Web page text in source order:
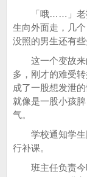
「哦……」老婆
生向外面走，几个
没照的男生还有些
这一个变故来
多，刚才的难受转
成了一股想发泄
就像是一股小孩脾
气。
学校通知学生
行补课。
班主任负责今